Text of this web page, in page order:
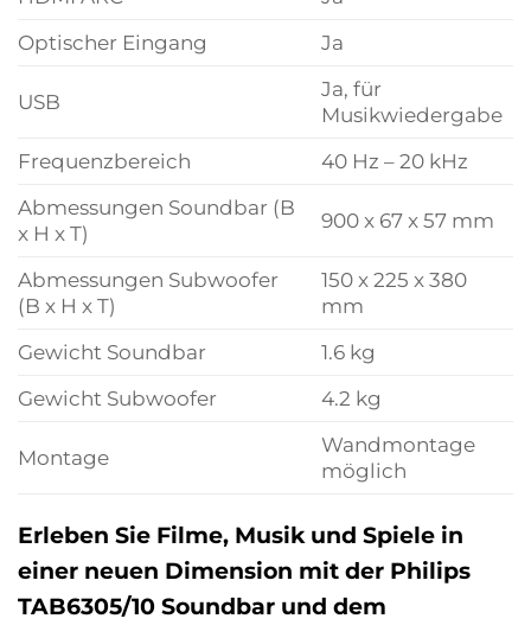
Optischer Eingang
Ja
USB
Ja, für
Musikwiedergabe
Frequenzbereich
40 Hz – 20 kHz
Abmessungen Soundbar (B
x H x T)
900 x 67 x 57 mm
Abmessungen Subwoofer
(B x H x T)
150 x 225 x 380
mm
Gewicht Soundbar
1.6 kg
Gewicht Subwoofer
4.2 kg
Montage
Wandmontage
möglich
Erleben Sie Filme, Musik und Spiele in
einer neuen Dimension mit der Philips
TAB6305/10 Soundbar und dem